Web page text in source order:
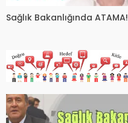
Sağlık Bakanlığında ATAMA!